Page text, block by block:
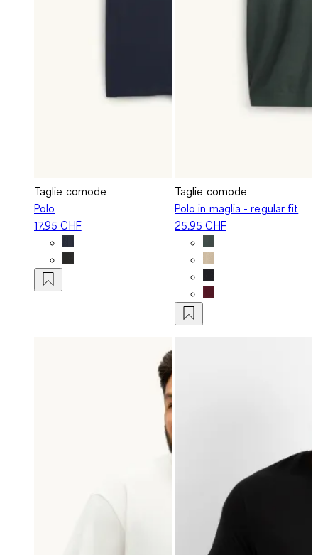
Taglie comode
Polo
17.95 CHF
Taglie comode
Polo in maglia - regular fit
25.95 CHF